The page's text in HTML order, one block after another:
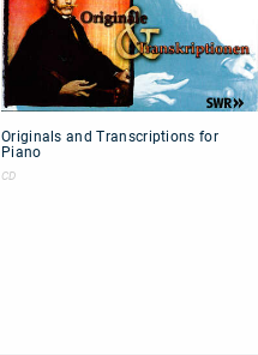
and
Transcriptions
for
Originals and Transcriptions for
Piano
CD